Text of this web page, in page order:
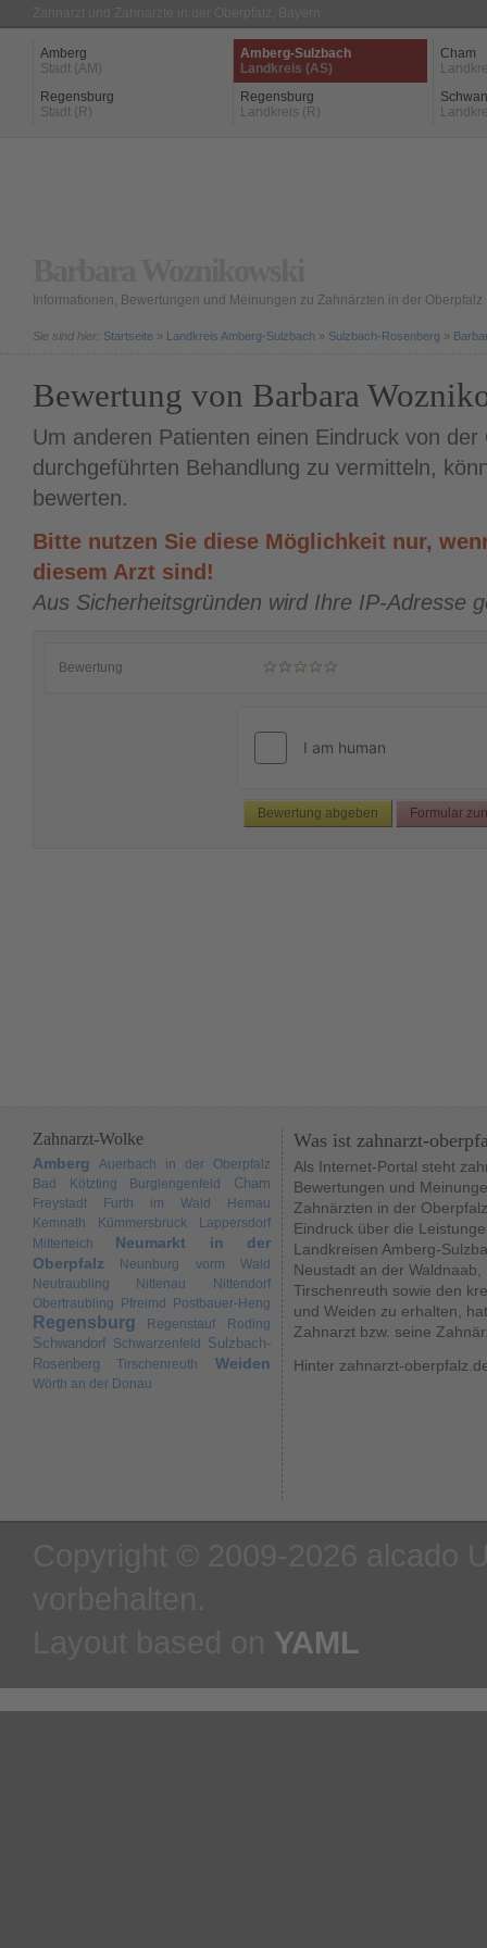
Amberg
Stadt (AM)
Amberg-Sulzbach
Landkreis (AS)
Cham
Regensburg
Stadt (R)
Regensburg
Landkreis (R)
Informationen, Bewertungen und Meinungen zu Zahnärzten in der Oberpfalz
Sie sind hier: Startseite » Landkreis Amberg-Sulzbach » Sulzbach-Rosenberg »
Bewertung von Barbara
Um anderen Patienten einen Eindruck von
durchgeführten Behandlung zu vermitteln,
bewerten.
Bitte nutzen Sie diese Möglichkeit nur,
diesem Arzt sind!
Aus Sicherheitsgründen wird Ihre IP-Adresse
Bewertung
Zahnarzt-Wolke
Amberg
Auerbach in der Oberpfalz
Bad Kötzting
Burglengenfeld Cham
Freystadt Furth im Wald
Hemau
Kemnath
Kümmersbruck
Lappersdorf
Mitterteich
Neumarkt in der
Oberpfalz
Neunburg vorm Wald
Neutraubling
Nittenau
Nittendorf
Obertraubling
Pfreimd Postbauer-Heng
Regensburg Regenstauf Roding
Schwandorf Schwarzenfeld
Sulzbach-
Rosenberg
Tirschenreuth Weiden
Wörth an der Donau
Was ist zahnarzt-
Als Internet-Portal steht
Bewertungen und
Zahnärzten in der
Eindruck über die
Landkreisen Amberg-
Neustadt an der
Tirschenreuth sowie den
und Weiden zu erhalten,
Zahnarzt bzw. seine
Hinter zahnarzt-
YAML